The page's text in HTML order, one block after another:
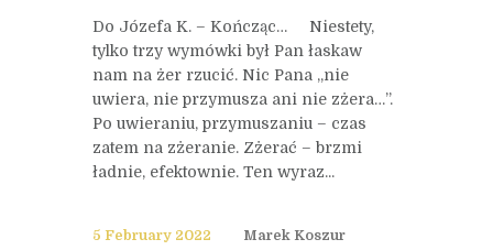
Do Józefa K. – Kończąc… Niestety,
tylko trzy wymówki był Pan łaskaw
nam na żer rzucić. Nic Pana „nie
uwiera, nie przymusza ani nie zżera…”.
Po uwieraniu, przymuszaniu – czas
zatem na zżeranie. Zżerać – brzmi
ładnie, efektownie. Ten wyraz...
5 February 2022
Marek Koszur